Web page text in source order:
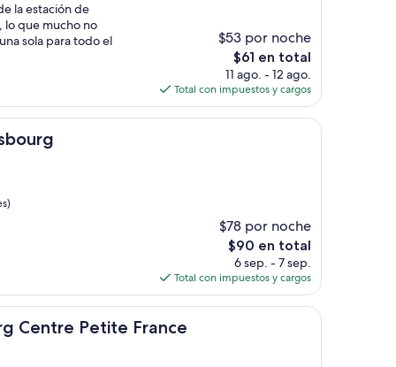
la estación de
lo que mucho no
sola para todo el
$53 por noche
El
precio
actual
es
de
$61 en total
11 ago. - 12 ago.
Total con impuestos y cargos
$78 por noche
El
precio
actual
es
de
$90 en total
6 sep. - 7 sep.
Total con impuestos y cargos
Centre Petite France
France